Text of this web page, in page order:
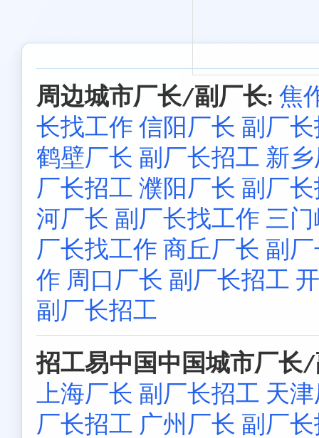
周边城市厂长/副厂长: 焦
长找工作 信阳厂长 副厂
鹤壁厂长 副厂长招工 新
厂长招工 濮阳厂长 副厂
河厂长 副厂长找工作 三
厂长找工作 商丘厂长 副
作 周口厂长 副厂长招工
副厂长招工
招工易中国中国城市厂长
上海厂长 副厂长招工 天
厂长招工 广州厂长 副厂